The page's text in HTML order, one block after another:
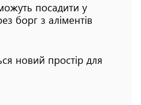
посадити у
борг з аліментів
новий простір для